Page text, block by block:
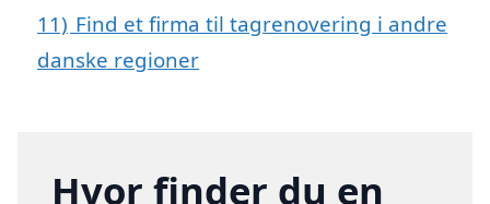
11) Find et firma til tagrenovering i andre
danske regioner
Hvor finder du en